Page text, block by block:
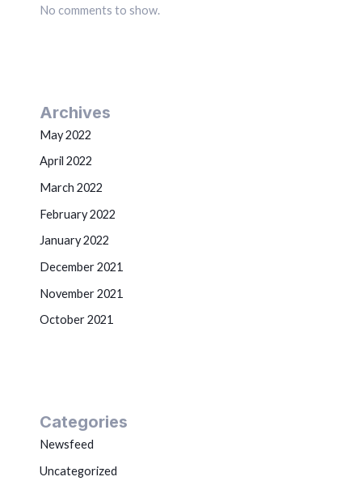
No comments to show.
Archives
May 2022
April 2022
March 2022
February 2022
January 2022
December 2021
November 2021
October 2021
Categories
Newsfeed
Uncategorized